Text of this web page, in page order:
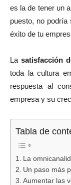
es la de tener un
puesto, no
éxito de tu
La satisfacción
toda la cultura
respuesta al
empresa y su
Tabla de
La
Un paso más
Aumentar las